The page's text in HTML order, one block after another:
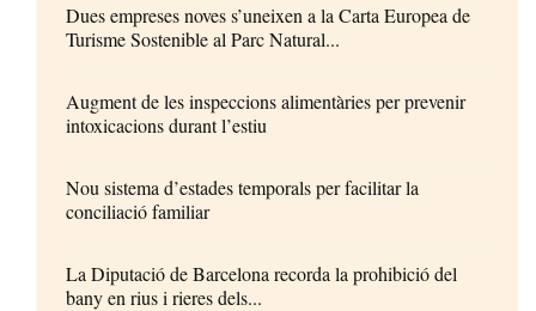
Dues empreses noves s’uneixen a la Carta Europea de
Turisme Sostenible al Parc Natural...
Augment de les inspeccions alimentàries per prevenir
intoxicacions durant l’estiu
Nou sistema d’estades temporals per facilitar la
conciliació familiar
La Diputació de Barcelona recorda la prohibició del
bany en rius i rieres dels...